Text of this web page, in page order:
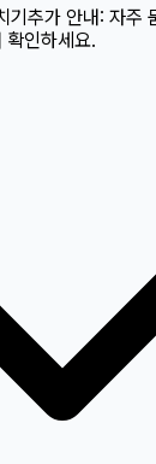
기 추가 안내: 자주
확인하세요.